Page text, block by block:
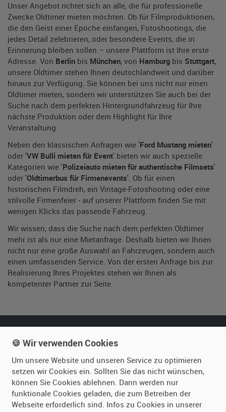
Unser Angebot richtet sich an alle, die für professionelle
Zwecke Oldtimer mieten möchten. Ob für Filmproduktionen,
die den Geist einer Epoche einfangen, Fotoshootings, die
jedes Detail zelebrieren, oder besondere Events, die in
Erinnerung bleiben sollen – unsere Plattform ist Ihre erste
Adresse. Von Berlin bis München, von Hamburg bis Stuttgart,
unsere Oldtimer stehen Ihnen deutschlandweit und darüber
hinaus zur Verfügung. Sie können bei uns nicht nur einen
Oldtimer mieten, sondern wir unterstützen Sie auch bei der
Suche nach dem perfekten Hintergrundfahrzeug für Ihre
nächste Produktion oder dem Highlight für Ihre
Veranstaltung.
Neben den klassischen Anfragen wie 'Ford Mustang mieten'
oder 'VW Bulli mieten für Event' bieten wir auch spezielle
Kategorien wie 'Polizeiauto mieten für authentische Filmsets'
oder 'Oldtimerbus für Firmenevents'. Ob für einen
historischen Filmdreh, ein Vintage-Fotoshooting oder eine
stilvolle Firmenfeier - auf unserer Plattform finden Sie mit
wenigen Klicks das passende Fahrzeug.
Wir wissen, dass die Suche nach dem perfekten Oldtimer
mehr ist als nur eine Mietanfrage. Deshalb bieten wir Ihnen
nicht nur eine große Auswahl an Fahrzeugen, sondern auch
einen umfassenden Service. Von der ersten Anfrage bis zur
Realisierung Ihres Projektes stehen wir Ihnen als
kompetenter Partner zur Seite.
Einzigartige Fahrzeugauswahl
Mehr als 4.300 historische Fahrzeuge, Boote und Flugzeuge im
Fundus für Ihre Projekte.
Bundesweit verfügbar
Zugang zu historischen Fahrzeugen überall in Deutschland und
darüber hinaus.
🍪 Wir verwenden Cookies
Um unsere Website und unseren Service zu optimieren
setzen wir Cookies ein. Sollten Sie das nicht wünschen,
können Sie Cookies ablehnen. Dann werden nur
funktionale Cookies geladen, die zum Betreiben der
Webseite erforderlich sind. Infos zu Cookies in unserer